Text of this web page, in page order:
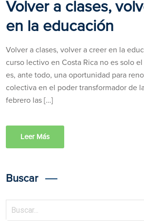
Volver a clases,
en la educación
Volver a clases, volver a creer en la
curso lectivo en Costa Rica no es solo el
es, ante todo, una oportunidad para
colectiva en el poder transformador de
febrero las […]
Leer Más
Buscar